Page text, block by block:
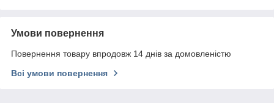
Умови повернення
Повернення товару впродовж 14 днів за домовленістю
Всі умови повернення